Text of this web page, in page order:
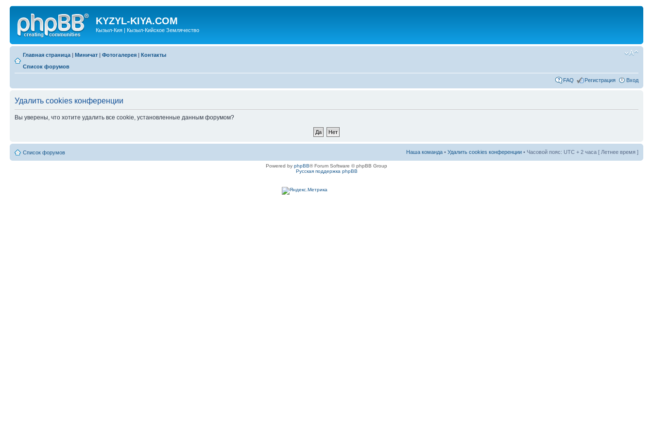
KYZYL-KIYA.COM
Кызыл-Кия | Кызыл-Кийское Землячество
Главная страница | Миничат | Фотогалерея | Контакты
Список форумов
FAQ Регистрация Вход
Удалить cookies конференции
Вы уверены, что хотите удалить все cookie, установленные данным форумом?
Список форумов Наша команда • Удалить cookies конференции • Часовой пояс: UTC + 2 часа [ Летнее время ]
Powered by phpBB® Forum Software © phpBB Group
Русская поддержка phpBB